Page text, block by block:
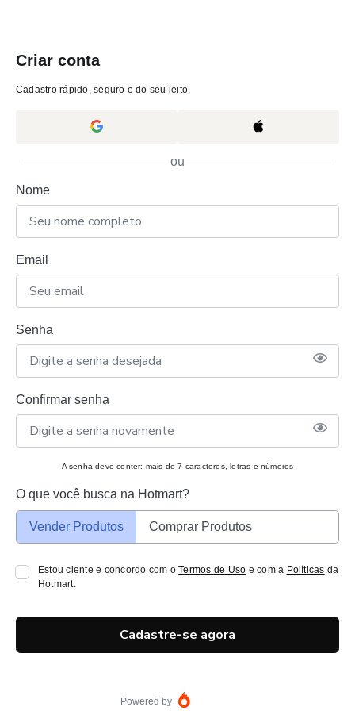
Criar conta
Cadastro rápido, seguro e do seu jeito.
ou
Nome
Email
Senha
Confirmar senha
A senha deve conter: mais de 7 caracteres, letras e números
O que você busca na Hotmart?
Vender Produtos Comprar Produtos
Estou ciente e concordo com oTermos de Uso e com a Políticas da
Hotmart.
Cadastre-se agora
Powered by